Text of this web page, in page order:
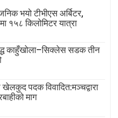
भयो टीभीएस अर्बिटर,
१५८ किलोमिटर यात्रा
काहुँखोला–सिक्लेस सडक तीन
पदक विवादित:मञ्चद्वारा
माग